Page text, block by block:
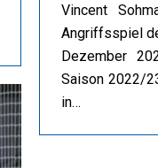
Vincent
Angriffsspiel
Dezember
Saison 2022/
in…